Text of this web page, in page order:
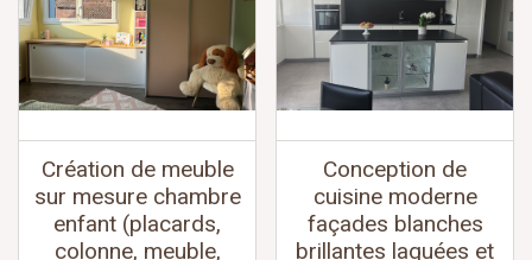
Création de meuble
sur mesure chambre
enfant (placards,
colonne, meuble,
Conception de
cuisine moderne
façades blanches
brillantes laquées et